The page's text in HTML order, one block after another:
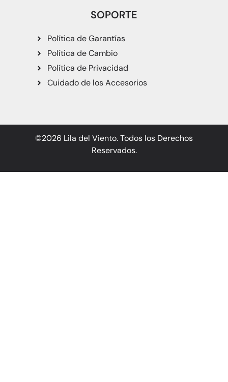
SOPORTE
Política de Garantías
Política de Cambio
Política de Privacidad
Cuidado de los Accesorios
©2026 Lila del Viento. Todos los Derechos
Reservados.